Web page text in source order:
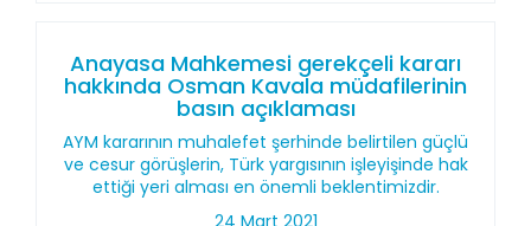
Anayasa Mahkemesi gerekçeli kararı
hakkında Osman Kavala müdafilerinin
basın açıklaması
AYM kararının muhalefet şerhinde belirtilen güçlü
ve cesur görüşlerin, Türk yargısının işleyişinde hak
ettiği yeri alması en önemli beklentimizdir.
24 Mart 2021